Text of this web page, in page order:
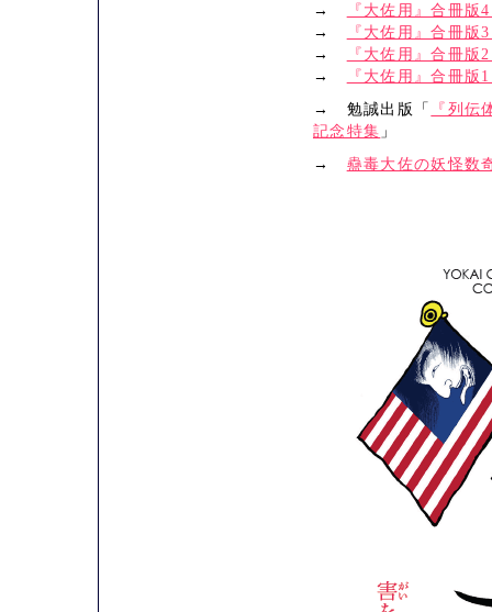
→
『大佐用』合冊版
→
『大佐用』合冊版
→
『大佐用』合冊版
→
『大佐用』合冊版
→ 勉誠出版「
『列
記念特集 」
→ 蠱毒大佐の妖怪数